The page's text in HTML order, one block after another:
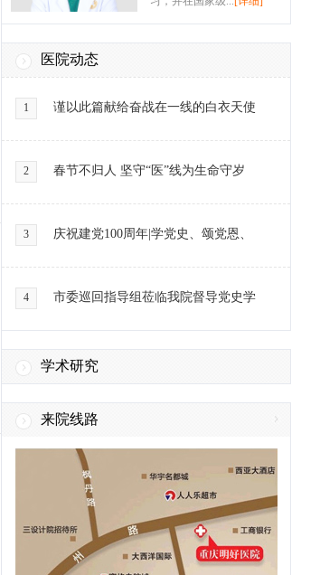
急救专家组成员，中共党
员、重庆协和...[详细]
内科、全科医学科主任、全
教学主任。... [详细]
专业，学士学位，曾于第三
阎雄 主任医师（客座教
1987年重庆医科大学医学本
重庆医学会抗癌协会肝癌专
业委员会委员、中华医学会
会员 毕业于重庆医科大
学，从事临...[详细]
王敏 副主任医师
从事泌尿外科临床工作多
医院动态
1 谨以此篇献给奋战在一线的白衣天使
2 春节不归人 坚守“医”线为生命守岁
3 庆祝建党100周年|学党史、颂党恩、
4 市委巡回指导组莅临我院督导党史学
学术研究
来院线路